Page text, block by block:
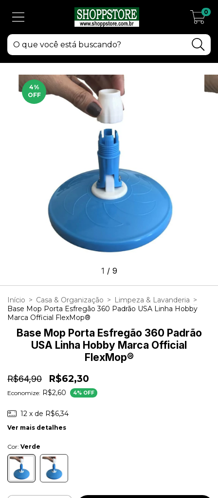
0
4%
OFF
1 / 9
Início > Casa & Organização > Limpeza & Lavanderia >
Base Mop Porta Esfregão 360 Padrão USA Linha Hobby
Marca Official FlexMop®
Base Mop Porta Esfregão 360 Padrão
USA Linha Hobby Marca Official
FlexMop®
R$64,90 R$62,30
Economize: R$2,60 4% OFF
12 x de R$6,34
Ver mais detalhes
Cor: Verde